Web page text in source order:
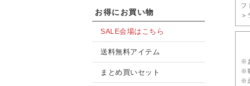
お得にお買い物
SALE会場はこちら
送料無料アイテム
まとめ買いセット
フ
＞
※
※
※